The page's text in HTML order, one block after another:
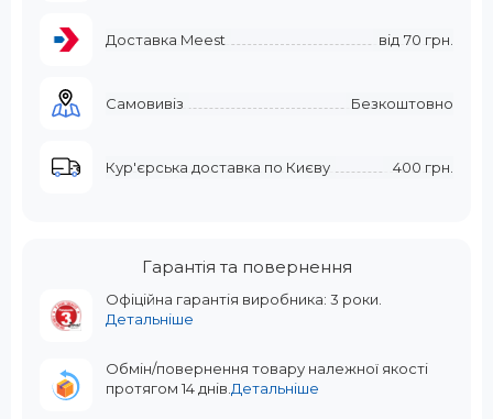
Доставка Meest від 70 грн.
Самовивіз Безкоштовно
Кур'єрська доставка по Києву 400 грн.
Гарантія та повернення
Офіційна гарантія виробника: 3 роки.
Детальніше
Обмін/повернення товару належної якості
протягом 14 днів. Детальніше